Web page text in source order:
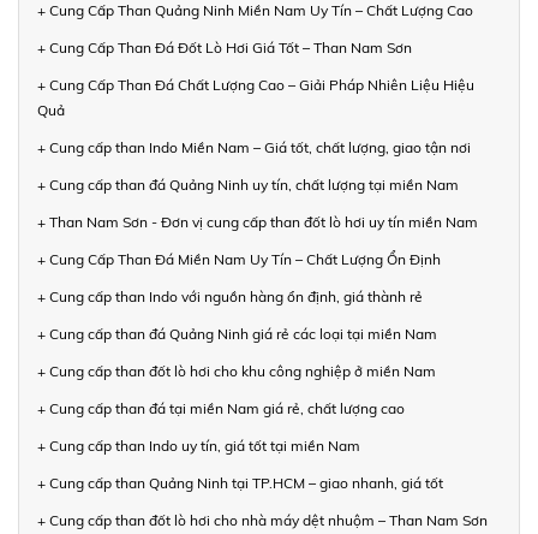
+ Cung Cấp Than Quảng Ninh Miền Nam Uy Tín – Chất Lượng Cao
+ Cung Cấp Than Đá Đốt Lò Hơi Giá Tốt – Than Nam Sơn
+ Cung Cấp Than Đá Chất Lượng Cao – Giải Pháp Nhiên Liệu Hiệu
Quả
+ Cung cấp than Indo Miền Nam – Giá tốt, chất lượng, giao tận nơi
+ Cung cấp than đá Quảng Ninh uy tín, chất lượng tại miền Nam
+ Than Nam Sơn - Đơn vị cung cấp than đốt lò hơi uy tín miền Nam
+ Cung Cấp Than Đá Miền Nam Uy Tín – Chất Lượng Ổn Định
+ Cung cấp than Indo với nguồn hàng ổn định, giá thành rẻ
+ Cung cấp than đá Quảng Ninh giá rẻ các loại tại miền Nam
+ Cung cấp than đốt lò hơi cho khu công nghiệp ở miền Nam
+ Cung cấp than đá tại miền Nam giá rẻ, chất lượng cao
+ Cung cấp than Indo uy tín, giá tốt tại miền Nam
+ Cung cấp than Quảng Ninh tại TP.HCM – giao nhanh, giá tốt
+ Cung cấp than đốt lò hơi cho nhà máy dệt nhuộm – Than Nam Sơn